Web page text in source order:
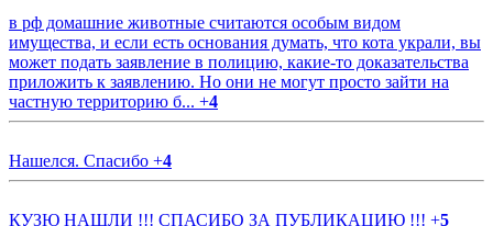
в рф домашние животные считаются особым видом
имущества, и если есть основания думать, что кота украли, вы
может подать заявление в полицию, какие-то доказательства
приложить к заявлению. Но они не могут просто зайти на
частную территорию б... +4
Нашелся. Спасибо +4
КУЗЮ НАШЛИ !!! СПАСИБО ЗА ПУБЛИКАЦИЮ !!! +5